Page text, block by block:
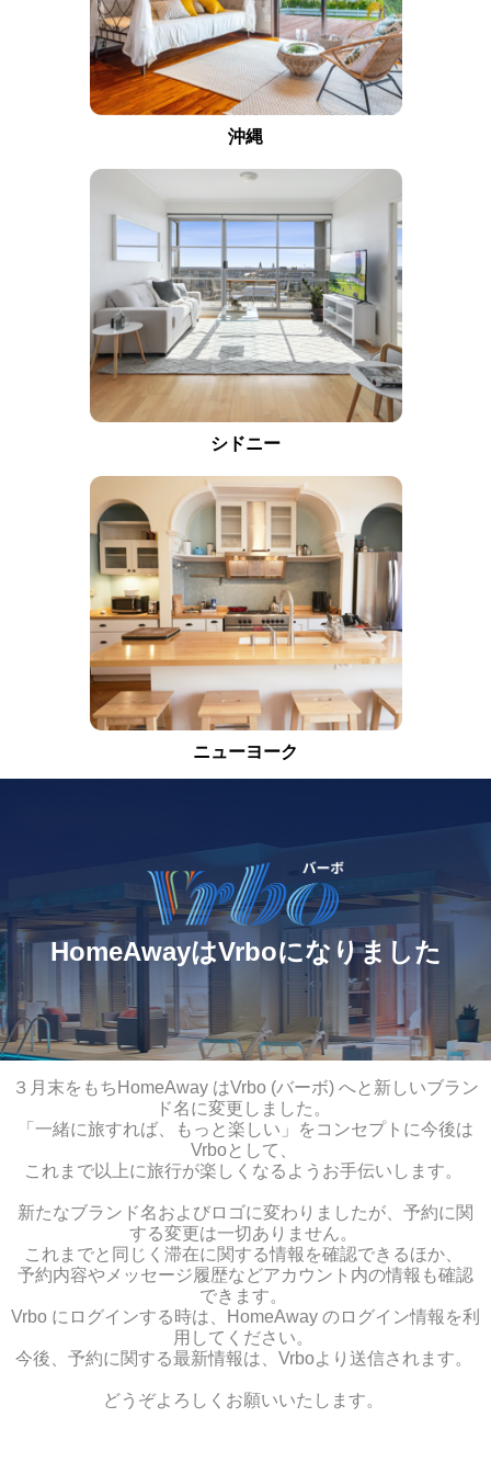
沖縄
シドニー
ニューヨーク
HomeAwayはVrboになりました
３月末をもちHomeAway はVrbo (バーボ) へと新しいブラン
ド名に変更しました。
「一緒に旅すれば、もっと楽しい」をコンセプトに今後は
Vrboとして、
これまで以上に旅行が楽しくなるようお手伝いします。
新たなブランド名およびロゴに変わりましたが、予約に関
する変更は一切ありません。
これまでと同じく滞在に関する情報を確認できるほか、
予約内容やメッセージ履歴などアカウント内の情報も確認
できます。
Vrbo にログインする時は、HomeAway のログイン情報を利
用してください。
今後、予約に関する最新情報は、Vrboより送信されます。
どうぞよろしくお願いいたします。